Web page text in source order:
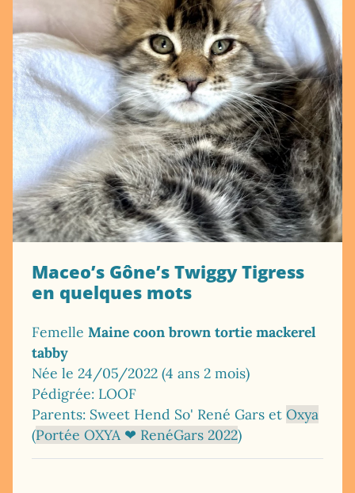
Maceo’s Gône’s Twiggy Tigress
en quelques mots
Femelle Maine coon brown tortie mackerel
tabby
Née le 24/05/2022 (4 ans 2 mois)
Pédigrée: LOOF
Parents: Sweet Hend So' René Gars et Oxya
(Portée OXYA ❤ RenéGars 2022)